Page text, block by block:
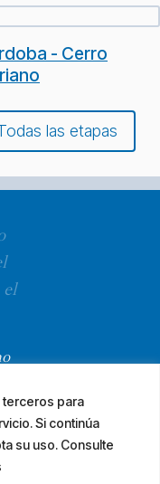
terceros para
Si continúa
su uso. Consulte
- Cerro
las etapas